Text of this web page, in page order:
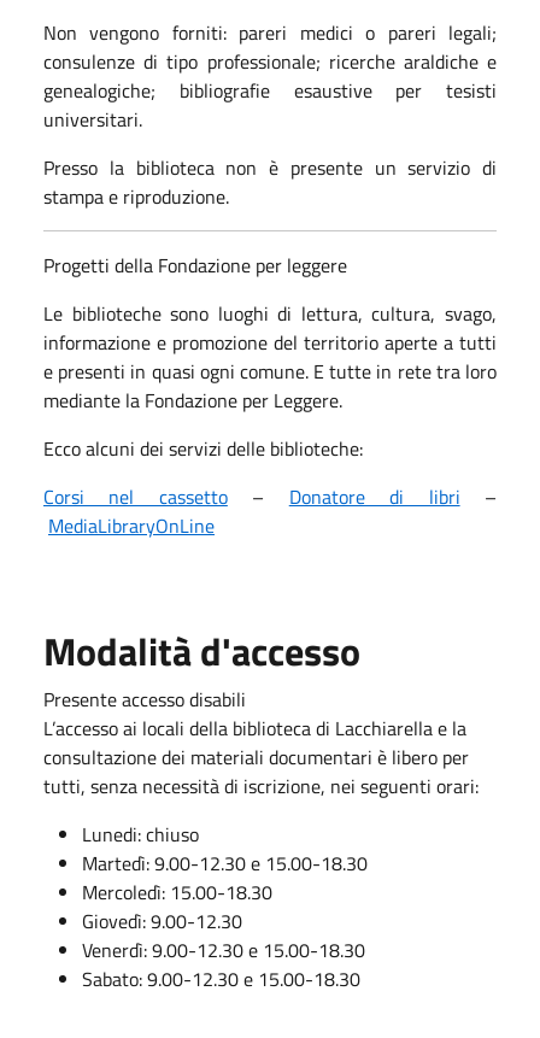
Non vengono forniti: pareri medici o pareri legali;
consulenze di tipo professionale; ricerche araldiche e
genealogiche; bibliografie esaustive per tesisti
universitari.
Presso la biblioteca non è presente un servizio di
stampa e riproduzione.
Progetti della Fondazione per leggere
Le biblioteche sono luoghi di lettura, cultura, svago,
informazione e promozione del territorio aperte a tutti
e presenti in quasi ogni comune. E tutte in rete tra loro
mediante la Fondazione per Leggere.
Ecco alcuni dei servizi delle biblioteche:
Corsi nel cassetto– Donatore di libri –
MediaLibraryOnLine
Modalità d'accesso
Presente accesso disabili
L’accesso ai locali della biblioteca di Lacchiarella e la
consultazione dei materiali documentari è libero per
tutti, senza necessità di iscrizione, nei seguenti orari:
Lunedi: chiuso
Martedì: 9.00-12.30 e 15.00-18.30
Mercoledì: 15.00-18.30
Giovedì: 9.00-12.30
Venerdì: 9.00-12.30 e 15.00-18.30
Sabato: 9.00-12.30 e 15.00-18.30